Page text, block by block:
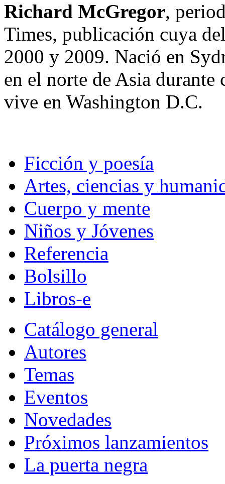
Richard McGregor,
Times, publicación cuya
2000 y 2009. Nació en
en el norte de Asia durante
vive en Washington D.C.
Ficción y poesía
Artes, ciencias y
Cuerpo y mente
Niños y Jóvenes
Referencia
Bolsillo
Libros-e
Catálogo general
Autores
Temas
Eventos
Novedades
Próximos lanzamientos
La puerta negra